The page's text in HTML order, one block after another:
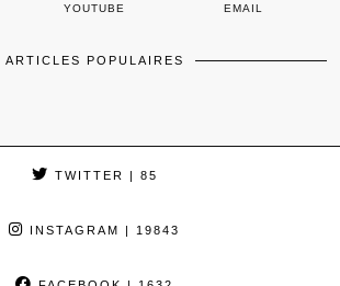
YOUTUBE EMAIL
ARTICLES POPULAIRES
TWITTER | 85
INSTAGRAM | 19843